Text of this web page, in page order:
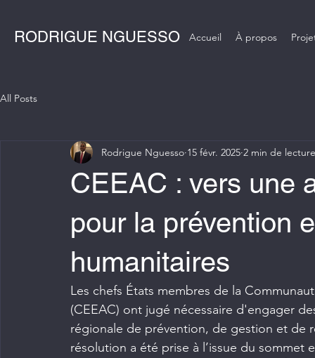
RODRIGUE NGUESSO Accueil À propos
All Posts
CEEAC : vers une
pour la prévention
humanitaires
Rodrigue Nguesso 15 févr. 2025 2 min de lecture
Les chefs États membres de la
(CEEAC) ont jugé nécessaire d'engager
régionale de prévention, de gestion et de
résolution a été prise à l’issue du